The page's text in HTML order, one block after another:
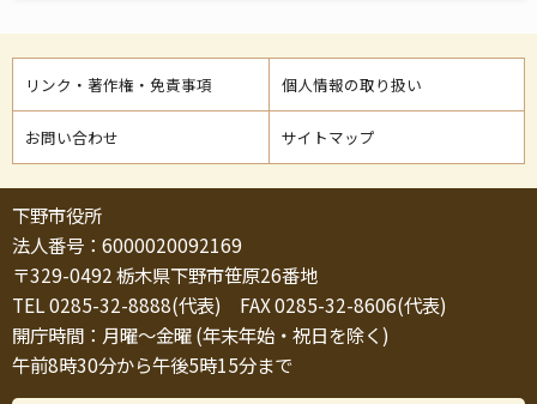
リンク・著作権・免責事項 個人情報の取り扱い
お問い合わせ サイトマップ
下野市役所
法人番号：6000020092169
〒329-0492 栃木県下野市笹原26番地
TEL 0285-32-8888(代表) FAX 0285-32-8606(代表)
開庁時間：月曜～金曜 (年末年始・祝日を除く)
午前8時30分から午後5時15分まで